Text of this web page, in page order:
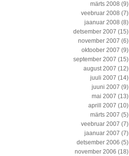
märts 2008 (9)
veebruar 2008 (7)
jaanuar 2008 (8)
detsember 2007 (15)
november 2007 (6)
oktoober 2007 (9)
september 2007 (15)
august 2007 (12)
juuli 2007 (14)
juuni 2007 (9)
mai 2007 (13)
aprill 2007 (10)
märts 2007 (5)
veebruar 2007 (7)
jaanuar 2007 (7)
detsember 2006 (5)
november 2006 (18)